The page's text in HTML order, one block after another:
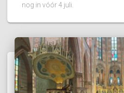
nog in vóór 4 juli.